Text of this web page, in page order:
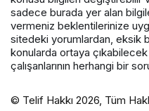
sadece burada yer alan
vermeniz beklentilerinize
sitedeki yorumlardan, eksik
konularda ortaya
çalışanlarının herhangi bir
© Telif Hakkı 2026, Tüm